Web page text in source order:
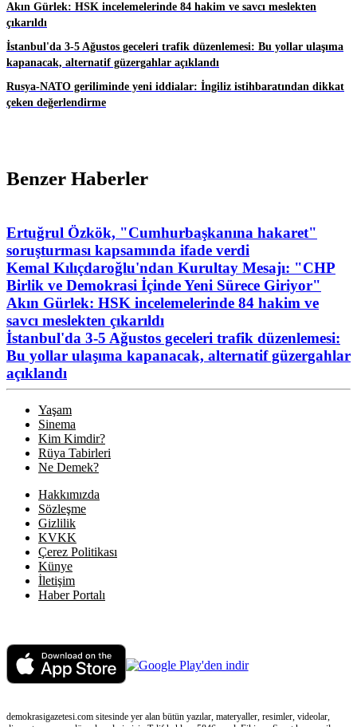
Akın Gürlek: HSK incelemelerinde 84 hakim ve savcı meslekten
çıkarıldı
İstanbul'da 3-5 Ağustos geceleri trafik düzenlemesi: Bu yollar ulaşıma
kapanacak, alternatif güzergahlar açıklandı
Rusya-NATO geriliminde yeni iddialar: İngiliz istihbaratından dikkat
çeken değerlendirme
Benzer Haberler
Ertuğrul Özkök, "Cumhurbaşkanına hakaret"
soruşturması kapsamında ifade verdi
Kemal Kılıçdaroğlu'ndan Kurultay Mesajı: "CHP
Birlik ve Demokrasi İçinde Yeni Sürece Giriyor"
Akın Gürlek: HSK incelemelerinde 84 hakim ve
savcı meslekten çıkarıldı
İstanbul'da 3-5 Ağustos geceleri trafik düzenlemesi:
Bu yollar ulaşıma kapanacak, alternatif güzergahlar
açıklandı
Yaşam
Sinema
Kim Kimdir?
Rüya Tabirleri
Ne Demek?
Hakkımızda
Sözleşme
Gizlilik
KVKK
Çerez Politikası
Künye
İletişim
Haber Portalı
demokrasigazetesi.com sitesinde yer alan bütün yazılar, materyaller, resimler, videolar,